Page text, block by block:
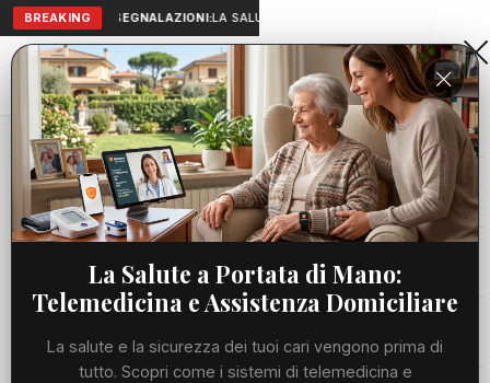
BREAKING SEGNALAZIONI:LA SALUTE A PORTATA DI MANO:
Aranova • NET
PORTALE UTILE AL TERRITORIO
Home
Cronaca
Viabilità
Utilità
La Salute a Portata di Mano:
Telemedicina e Assistenza Domiciliare
La salute e la sicurezza dei tuoi cari vengono prima di
tutto. Scopri come i sistemi di telemedicina e